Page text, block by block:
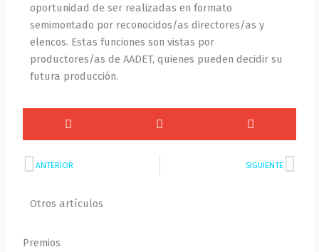
oportunidad de ser realizadas en formato
semimontado por reconocidos/as directores/as y
elencos. Estas funciones son vistas por
productores/as de AADET, quienes pueden decidir su
futura producción.
Prev
ANTERIOR SIGUIENTE
Otros artículos
Premios